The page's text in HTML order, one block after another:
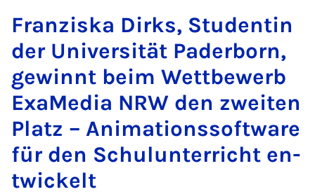
Fran­ziska Dirks, Stu­dentin
der Uni­versität Pader­born,
gewin­nt beim Wettbe­w­erb
Ex­a­Me­dia NRW den zweiten
Platz – An­im­a­tionssoft­ware
für den Schu­lun­ter­richt en­
twick­elt